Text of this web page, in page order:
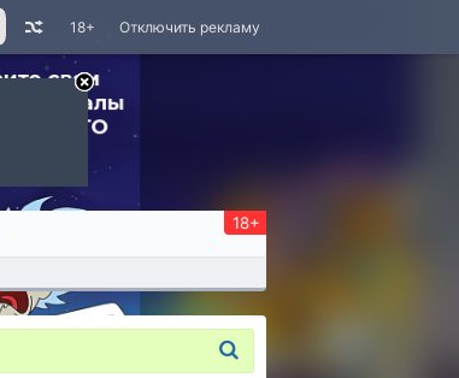
Отключить рекламу
18+
18+